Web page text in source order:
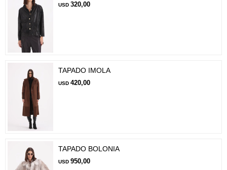
USD 320,00
TAPADO IMOLA
USD 420,00
TAPADO BOLONIA
USD 950,00